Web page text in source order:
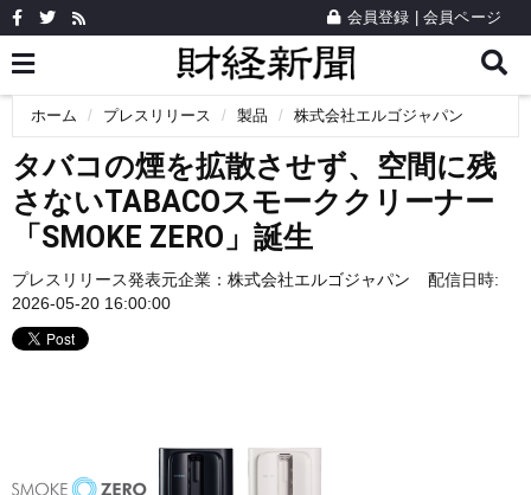
会員登録 会員ページ
ホーム プレスリリース 製品 株式会社エルゴジャパン
タバコの煙を拡散させず、空間に残
さないTABACOスモーククリーナー
「SMOKE ZERO」誕生
プレスリリース発表元企業： 株式会社エルゴジャパン
配信日時:
2026-05-20 16:00:00